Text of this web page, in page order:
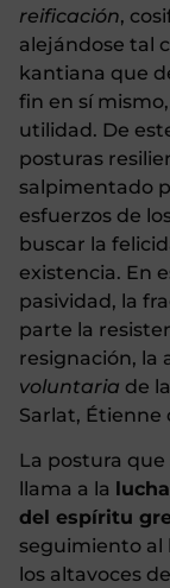
reificación,
alejándose tal
kantiana que
fin en sí
utilidad. De
posturas
salpimentado
esfuerzos de
buscar la
existencia. En
pasividad, la
parte la
resignación, la
voluntaria de
Sarlat, Étienne
La postura
llama a la
del espíritu
seguimiento
los altavoces